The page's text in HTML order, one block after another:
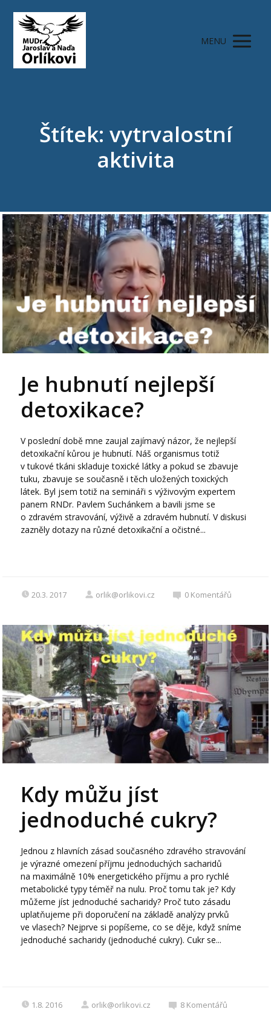
MENU
Štítek: vytrvalostní
aktivita
Je hubnutí nejlepší
detoxikace?
V poslední době mne zaujal zajímavý názor, že nejlepší
detoxikační kůrou je hubnutí. Náš organismus totiž
v tukové tkáni skladuje toxické látky a pokud se zbavuje
tuku, zbavuje se současně i těch uložených toxických
látek. Byl jsem totiž na semináři s výživovým expertem
panem RNDr. Pavlem Suchánkem a bavili jsme se
o zdravém stravování, výživě a zdravém hubnutí. V diskusi
zazněly dotazy na různé detoxikační a očistné...
20.3. 2017 orlik@orlikovi.cz 0 Komentářů
Kdy můžu jíst
jednoduché cukry?
Jednou z hlavních zásad současného zdravého stravování
je výrazné omezení příjmu jednoduchých sacharidů
na maximálně 10% energetického příjmu a pro rychlé
metabolické typy téměř na nulu. Proč tomu tak je? Kdy
můžeme jíst jednoduché sacharidy? Proč tuto zásadu
uplatňujeme při doporučení na základě analýzy prvků
ve vlasech? Nejprve si popíšeme, co se děje, když sníme
jednoduché sacharidy (jednoduché cukry). Cukr se...
1.8. 2016 orlik@orlikovi.cz 8 Komentářů